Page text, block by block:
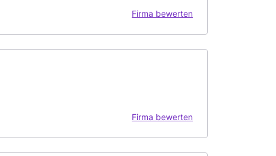
Firma bewerten
Firma bewerten